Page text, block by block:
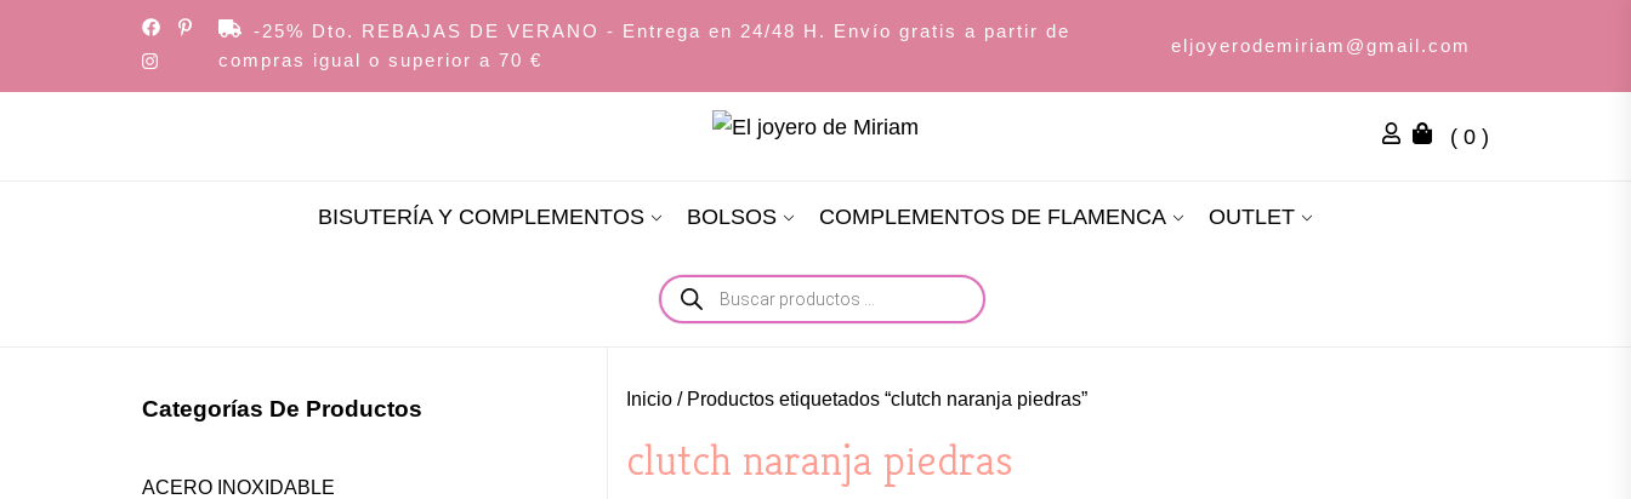
-25% Dto. REBAJAS DE VERANO - Entrega en 24/48 H. Envío gratis a partir de
compras igual o superior a 70 €
eljoyerodemiriam@gmail.com
joyero
Miriam
( 0 )
BISUTERÍA Y COMPLEMENTOS BOLSOS COMPLEMENTOS DE FLAMENCA OUTLET
Búsqueda
de
productos
Inicio / Productos etiquetados “clutch naranja piedras”
clutch naranja piedras
Categorías De Productos
ACERO INOXIDABLE